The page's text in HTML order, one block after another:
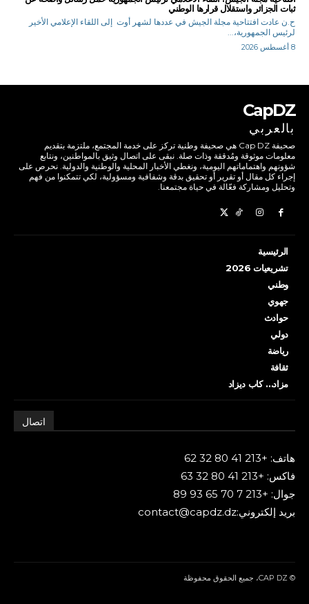
ثبات الجزائر واستقلال قرارها الوطني
ح.ن عادت افتتاحية مجلة الجيش في عددها لشهر أوت إلى اللقاء الإعلامي الأخير
لرئيس الجمهورية،...
8 أغسطس 2026
CapDZ
بالعربي
صحيفة Cap DZ هي صحيفة وطنية تركز على خدمة المجتمع، ملتزمة بتقديم
معلومات موثوقة ومُدققة وذات صلة. نبقى على اتصال وثيق بالمواطنين، ونتابع
شؤونهم واهتماماتهم اليومية، ونغطي الأخبار المحلية والوطنية والدولية. نحرص على
إجراء كل مقال أو تقرير أو تحقيق بدقة وشفافية ومسؤولية، لكي تتمكنوا من فهم
وتحليل ومشاركة فعّالة في حياة مجتمعنا.
الرئيسية
تشريعيات 2026
وطني
جهوي
حوادث
دولي
رياضة
ثقافة
مزاد… كاب ديزاد
اتصال
هاتف: +213 41 80 32 62
فاكس: +213 41 80 32 63
جوال: +213 7 70 65 93 89
بريد إلكتروني:contact@capdz.dz
© CAP DZ، جميع الحقوق محفوظة